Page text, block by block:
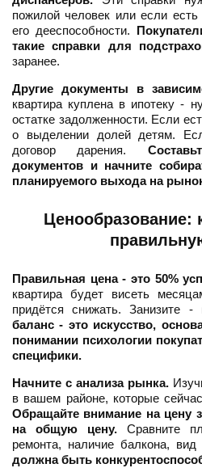
пожилой человек или если
его дееспособности.
такие справки для
заранее.
Другие документы в
квартира куплена в ипотеку -
остатке задолженности. Если
о выделении долей детям.
договор дарения.
документов и начните
планируемого выхода на
Ценообразование:
Правильная цена - это 50%
квартира будет висеть
придётся снижать. Занизите -
баланс - это искусство,
понимании психологии
специфики.
Начните с анализа рынка.
в вашем районе, которые
Обращайте внимание на цену
на общую цену. Сравните
ремонта, наличие балкона, вид
должна быть